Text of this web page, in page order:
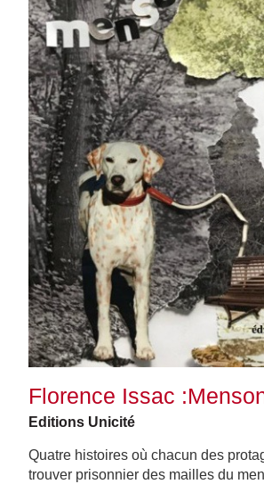
Florence Issac
Editions Unicité
Quatre histoires où chacun des
trouver prisonnier des mailles du